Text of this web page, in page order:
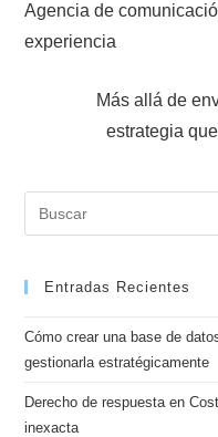
Agencia de
experiencia
Más allá de
estrategia
Entradas Recientes
Cómo crear una base de
gestionarla estratégicamente
Derecho de respuesta en
inexacta